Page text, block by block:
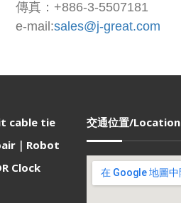
傳真：+886-3-5507181
e-mail:sales@j-great.com
cable tie
｜Robot
Clock
交通位置/Location